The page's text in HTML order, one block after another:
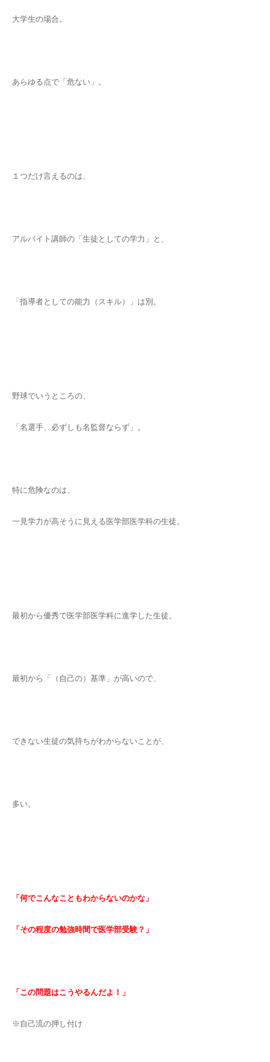
大学生の場合。
あらゆる点で「危ない」。
１つだけ言えるのは、
アルバイト講師の「生徒としての学力」と、
「指導者としての能力（スキル）」は別。
野球でいうところの、
「名選手、必ずしも名監督ならず」。
特に危険なのは、
一見学力が高そうに見える医学部医学科の生徒。
最初から優秀で医学部医学科に進学した生徒。
最初から「（自己の）基準」が高いので、
できない生徒の気持ちがわからないことが、
多い。
「何でこんなこともわからないのかな」
「その程度の勉強時間で医学部受験？」
「この問題はこうやるんだよ！」
※自己流の押し付け